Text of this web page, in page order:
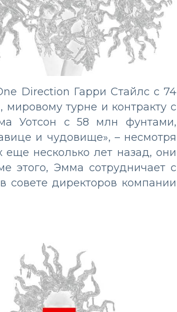
Direction Гарри Стайлс с 74
турне и контракту с
Уотсон с 58 млн фунтами,
и чудовище», – несмотря
еще несколько лет назад, они
этого, Эмма сотрудничает с
совете директоров компании